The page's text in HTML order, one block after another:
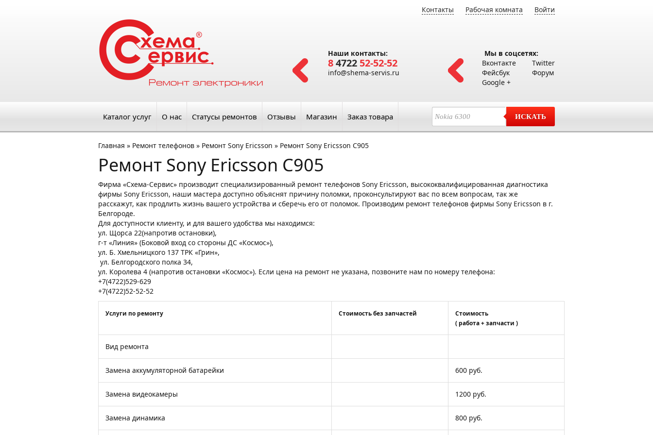
Контакты Рабочая комната Войти
Наши контакты:
84722 52-52-52
info@shema-servis.ru
Мы в соцсетях:
Вконтакте
Фейсбук
Google +
Twitter
Форум
Каталог услуг О нас Статусы ремонтов Отзывы Магазин Заказ товара ИСКАТЬ
Главная » Ремонт телефонов » Ремонт Sony Ericsson » Ремонт Sony Ericsson C905
Ремонт Sony Ericsson C905
Фирма «Схема-Сервис» производит специализированный ремонт телефонов Sony Ericsson, высококвалифицированная диагностика
фирмы Sony Ericsson, наши мастера доступно объяснят причину поломки, проконсультируют вас по всем вопросам, так же
расскажут, как продлить жизнь вашего устройства и сберечь его от поломок. Производим ремонт телефонов фирмы Sony Ericsson в г.
Белгороде.
Для доступности клиенту, и для вашего удобства мы находимся:
ул. Щорса 22(напротив остановки),
г-т «Линия» (Боковой вход со стороны ДС «Космос»),
ул. Б. Хмельницкого 137 ТРК «Грин»,
ул. Белгородского полка 34,
ул. Королева 4 (напротив остановки «Космос»). Если цена на ремонт не указана, позвоните нам по номеру телефона:
+7(4722)529-629
+7(4722)52-52-52
Услуги по ремонту Стоимость без запчастей
Стоимость
( работа + запчасти )
Вид ремонта
Замена аккумуляторной батарейки 600 руб.
Замена видеокамеры 1200 руб.
Замена динамика 800 руб.